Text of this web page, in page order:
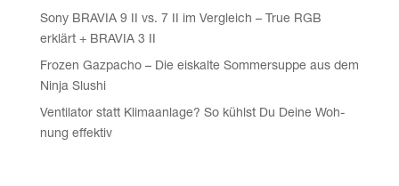
Sony BRAVIA 9 II vs. 7 II im Ver­gleich – True RGB
erklärt + BRAVIA 3 II
Fro­zen Gaz­pa­cho – Die eis­kal­te Som­mer­sup­pe aus dem
Nin­ja Slushi
Ven­ti­la­tor statt Kli­ma­an­la­ge? So kühlst Du Dei­ne Woh­
nung effektiv